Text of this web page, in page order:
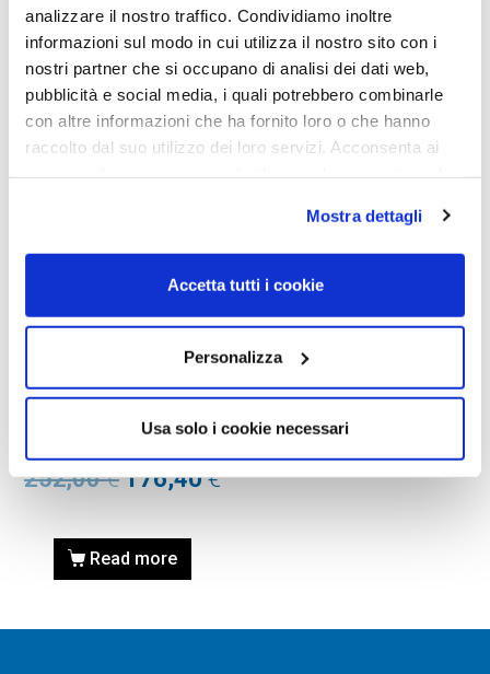
analizzare il nostro traffico. Condividiamo inoltre
informazioni sul modo in cui utilizza il nostro sito con i
nostri partner che si occupano di analisi dei dati web,
pubblicità e social media, i quali potrebbero combinarle
con altre informazioni che ha fornito loro o che hanno
raccolto dal suo utilizzo dei loro servizi. Acconsenta ai
Mostra dettagli
Accetta tutti i cookie
Personalizza
Usa solo i cookie necessari
Showing the single result
OCCHIALE DA SOLE, RAY-
BAN
Occhiale RAY-BAN 0RB3734
001/GG 56
252,00€ 176,40€
Read more